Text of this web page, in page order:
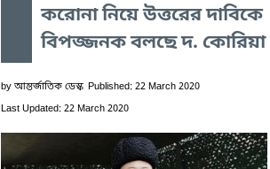
করোনা নিয়ে উত্তরের দাবিকে
বিপজ্জনক বলছে দ. কোরিয়া
by আন্তর্জাতিক ডেস্ক Published: 22 March 2020
Last Updated: 22 March 2020